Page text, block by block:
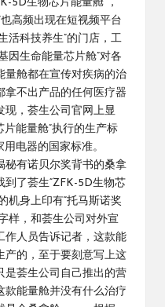
5D生物芯片能量舱”，
高频出现在短视频平台
活科技养生”的门店，工
因生命能量芯片舱”对各
量舱都在宣传对疾病的治
拿不出产品的任何医疗器
现，荟生公司官网上显
能量舱”执行的生产标
家用电器的国家标准。
秘有诺贝尔奖背书的桑拿
到了荟生“ZFK-5D生物芯
机身上印有“托马斯诺奖
样，和荟生公司对外宣
作人员告诉记者，这款能
产的，至于要刻意写上这
是荟生公司自己推出的营
款能量舱并没有什么治疗